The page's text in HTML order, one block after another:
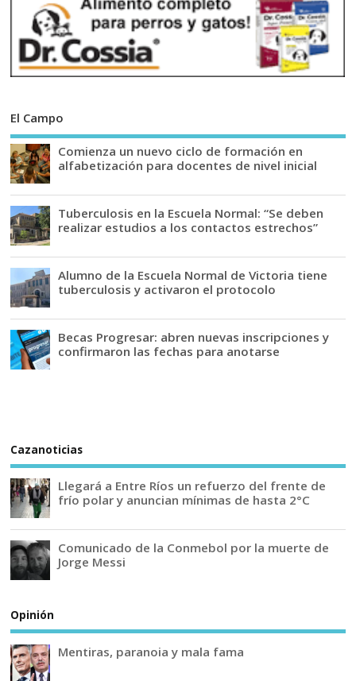
El Campo
Comienza un nuevo ciclo de formación en
alfabetización para docentes de nivel inicial
Tuberculosis en la Escuela Normal: “Se deben
realizar estudios a los contactos estrechos”
Alumno de la Escuela Normal de Victoria tiene
tuberculosis y activaron el protocolo
Becas Progresar: abren nuevas inscripciones y
confirmaron las fechas para anotarse
Cazanoticias
Llegará a Entre Ríos un refuerzo del frente de
frío polar y anuncian mínimas de hasta 2°C
Comunicado de la Conmebol por la muerte de
Jorge Messi
Opinión
Mentiras, paranoia y mala fama